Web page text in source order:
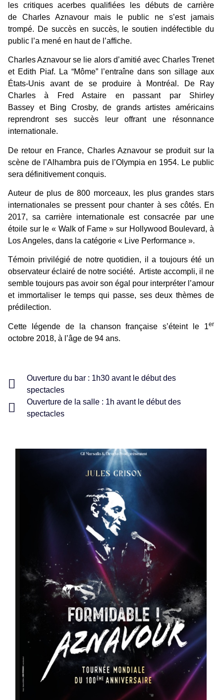
les critiques acerbes qualifiées les débuts de carrière
de Charles Aznavour mais le public ne s’est jamais
trompé. De succès en succès, le soutien indéfectible du
public l’a mené en haut de l’affiche.
Charles Aznavour se lie alors d’amitié avec Charles Trenet
et Edith Piaf. La “Môme” l’entraîne dans son sillage aux
États-Unis avant de se produire à Montréal. De Ray
Charles à Fred Astaire en passant par Shirley
Bassey et Bing Crosby, de grands artistes américains
reprendront ses succès leur offrant une résonnance
internationale.
De retour en France, Charles Aznavour se produit sur la
scène de l’Alhambra puis de l’Olympia en 1954. Le public
sera définitivement conquis.
Auteur de plus de 800 morceaux, les plus grandes stars
internationales se pressent pour chanter à ses côtés. En
2017, sa carrière internationale est consacrée par une
étoile sur le « Walk of Fame » sur Hollywood Boulevard, à
Los Angeles, dans la catégorie « Live Performance ».
Témoin privilégié de notre quotidien, il a toujours été un
observateur éclairé de notre société. Artiste accompli, il ne
semble toujours pas avoir son égal pour interpréter l’amour
et immortaliser le temps qui passe, ses deux thèmes de
prédilection.
Cette légende de la chanson française s’éteint le 1er
octobre 2018, à l’âge de 94 ans.
Ouverture du bar : 1h30 avant le début des
spectacles
Ouverture de la salle : 1h avant le début des
spectacles